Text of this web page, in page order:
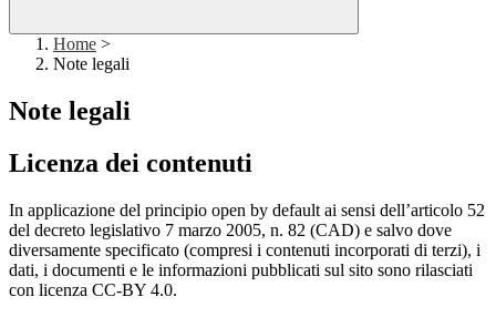
Home >
Note legali
Note legali
Licenza dei contenuti
In applicazione del principio open by default ai sensi dell’articolo 52
del decreto legislativo 7 marzo 2005, n. 82 (CAD) e salvo dove
diversamente specificato (compresi i contenuti incorporati di terzi), i
dati, i documenti e le informazioni pubblicati sul sito sono rilasciati
con licenza CC-BY 4.0.